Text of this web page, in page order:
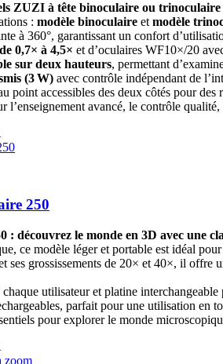
ZUZI à tête binoculaire ou
: modèle binoculaire et modèle
à 360°, garantissant un confort
0,7× à 4,5× et d’oculaires WF10×/20
sur deux hauteurs, permettant
(3 W) avec contrôle indépendant de
point accessibles des deux côtés pour des
l’enseignement avancé, le contrôle
250
: découvrez le monde en 3D avec une
ce modèle léger et portable est idéal
ses grossissements de 20× et 40×, il
utilisateur et platine
parfait pour une utilisation en
pour explorer le monde